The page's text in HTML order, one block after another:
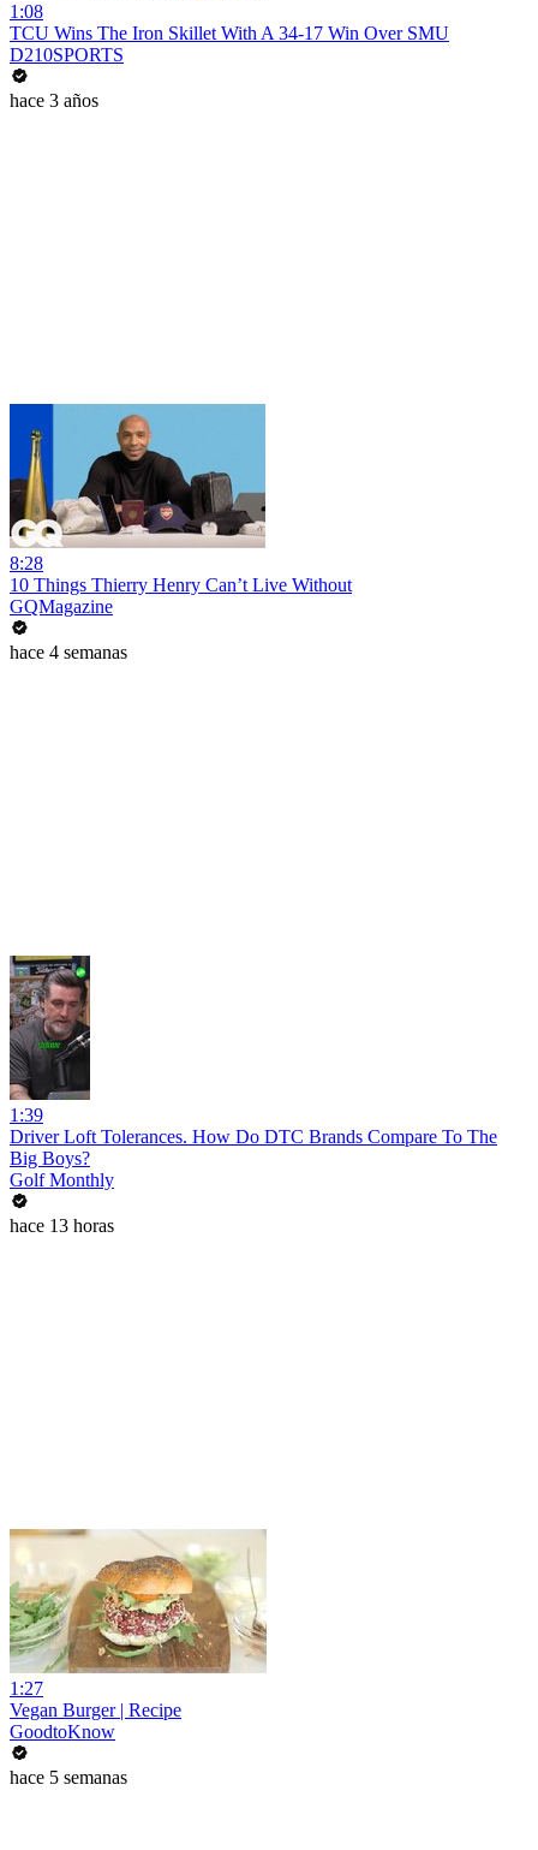
1:08
TCU Wins The Iron Skillet With A 34-17 Win Over SMU
D210SPORTS
hace 3 años
8:28
10 Things Thierry Henry Can’t Live Without
GQMagazine
hace 4 semanas
1:39
Driver Loft Tolerances. How Do DTC Brands Compare To The
Big Boys?
Golf Monthly
hace 13 horas
1:27
Vegan Burger | Recipe
GoodtoKnow
hace 5 semanas